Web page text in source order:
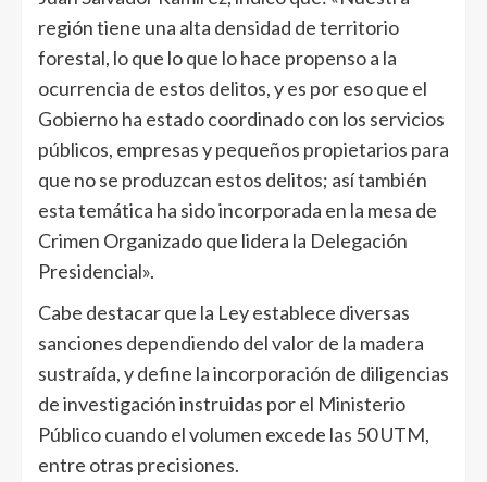
región tiene una alta densidad de territorio
forestal, lo que lo que lo hace propenso a la
ocurrencia de estos delitos, y es por eso que el
Gobierno ha estado coordinado con los servicios
públicos, empresas y pequeños propietarios para
que no se produzcan estos delitos; así también
esta temática ha sido incorporada en la mesa de
Crimen Organizado que lidera la Delegación
Presidencial».
Cabe destacar que la Ley establece diversas
sanciones dependiendo del valor de la madera
sustraída, y define la incorporación de diligencias
de investigación instruidas por el Ministerio
Público cuando el volumen excede las 50 UTM,
entre otras precisiones.